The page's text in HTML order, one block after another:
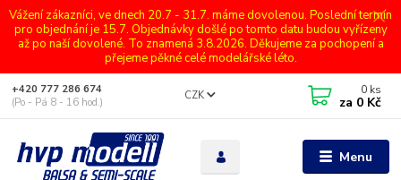
Vážení zákazníci, ve dnech 20.7 - 31.7. máme dovolenou. Poslední termín
pro objednání je 15.7. Objednávky došlé po tomto datu budou vyřízeny
až po naší dovolené. To znamená 3.8.2026. Děkujeme za pochopení a
přejeme pěkné celé modelářské léto.
Menu
CZK
+420 777 286 674
(Po - Pá 8 - 16 hod.)
0 ks
za 0 Kč